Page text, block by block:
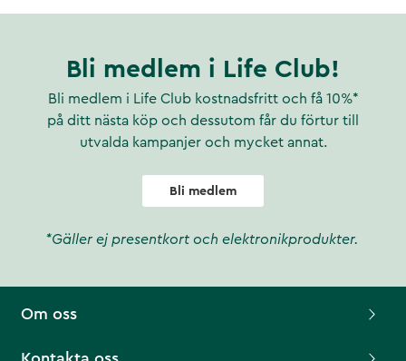
Bli medlem i Life Club!
Bli medlem i Life Club kostnadsfritt och få 10%*
på ditt nästa köp och dessutom får du förtur till
utvalda kampanjer och mycket annat.
Bli medlem
*Gäller ej presentkort och elektronikprodukter.
Om oss